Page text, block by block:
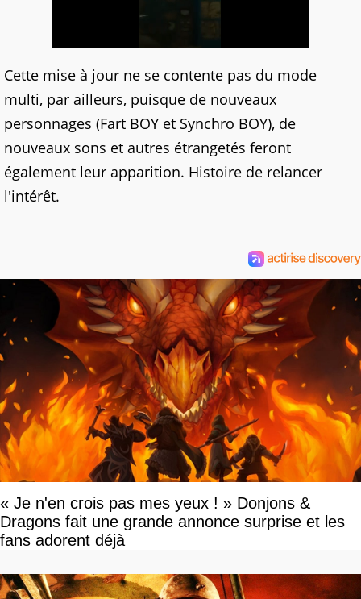
Cette mise à jour ne se contente pas du mode
multi, par ailleurs, puisque de nouveaux
personnages (Fart BOY et Synchro BOY), de
nouveaux sons et autres étrangetés feront
également leur apparition. Histoire de relancer
l'intérêt.
« Je n'en crois pas mes yeux ! » Donjons &
Dragons fait une grande annonce surprise et les
fans adorent déjà